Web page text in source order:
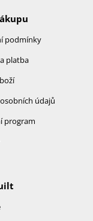
podmínky
platba
údajů
program